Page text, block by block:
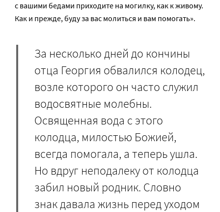
с ва­ши­ми бе­да­ми при­хо­ди­те на мо­гил­ку, как к жи­во­му.
Как и преж­де, бу­ду за вас мо­лить­ся и вам по­мо­гать».
За несколько дней до кончины
отца Георгия обвалился колодец,
возле которого он часто служил
водосвятные молебны.
Освященная вода с этого
колодца, милостью Божией,
всегда помогала, а теперь ушла.
Но вдруг неподалеку от колодца
забил новый родник. Словно
знак давала жизнь перед уходом